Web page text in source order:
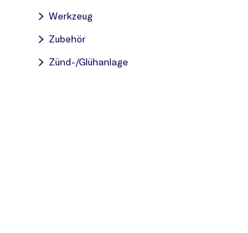
Werkzeug
Zubehör
Zünd-/Glühanlage